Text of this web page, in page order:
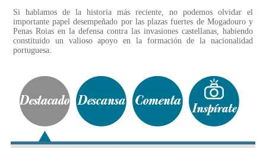
Si hablamos de la historia más reciente, no podemos olvidar el
importante papel desempeñado por las plazas fuertes de Mogadouro y
Penas Roias en la defensa contra las invasiones castellanas, habiendo
constituido un valioso apoyo en la formación de la nacionalidad
portuguesa.